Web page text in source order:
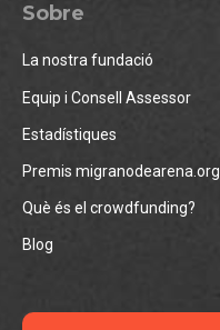
Sobre
La nostra fundació
Equip i Consell Assessor
Estadístiques
Premis migranodearena.org
Què és el crowdfunding?
Blog